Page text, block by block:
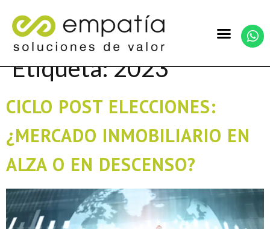
Etiqueta:2023
CICLO POST ELECCIONES:
¿MERCADO INMOBILIARIO EN
ALZA O EN DESCENSO?